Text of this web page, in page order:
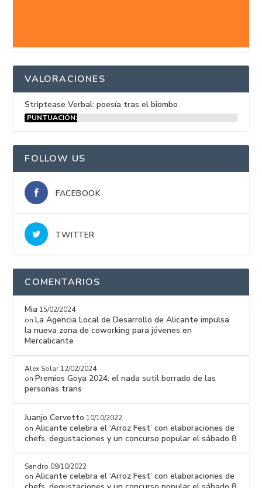
VALORACIONES
Striptease Verbal: poesía tras el biombo
PUNTUACIÓN:
FOLLOW US
FACEBOOK
TWITTER
COMENTARIOS
Mia 15/02/2024
on La Agencia Local de Desarrollo de Alicante impulsa
la nueva zona de coworking para jóvenes en
Mercalicante
Alex Solar 12/02/2024
on Premios Goya 2024: el nada sutil borrado de las
personas trans
Juanjo Cervetto 10/10/2022
onAlicante celebra el ‘Arroz Fest’ con elaboraciones de
chefs, degustaciones y un concurso popular el sábado 8
Sandro 09/10/2022
onAlicante celebra el ‘Arroz Fest’ con elaboraciones de